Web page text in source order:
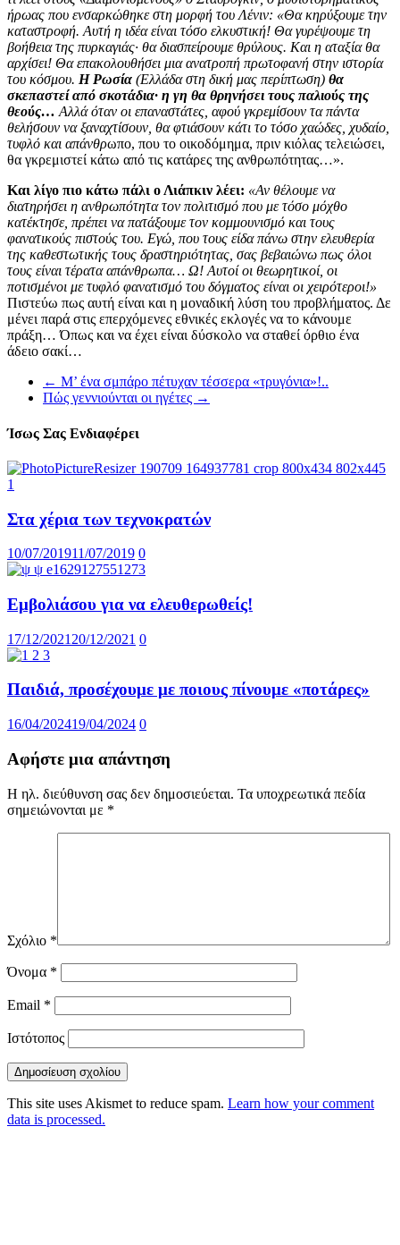
ήρωας που ενσαρκώθηκε στη μορφή του Λένιν: «Θα κηρύξουμε την
καταστροφή. Αυτή η ιδέα είναι τόσο ελκυστική! Θα γυρέψουμε τη
βοήθεια της πυρκαγιάς· θα διασπείρουμε θρύλους. Και η αταξία θα
αρχίσει! Θα επακολουθήσει μια ανατροπή πρωτοφανή στην ιστορία
του κόσμου. Η Ρωσία (Ελλάδα στη δική μας περίπτωση) θα
σκεπαστεί από σκοτάδια· η γη θα θρηνήσει τους παλιούς της
θεούς… Αλλά όταν οι επαναστάτες, αφού γκρεμίσουν τα πάντα
θελήσουν να ξαναχτίσουν, θα φτιάσουν κάτι το τόσο χαώδες, χυδαίο,
τυφλό και απάνθρωπο, που το οικοδόμημα, πριν κιόλας τελειώσει,
θα γκρεμιστεί κάτω από τις κατάρες της ανθρωπότητας…».
Και λίγο πιο κάτω πάλι ο Λιάπκιν λέει: «Αν θέλουμε να
διατηρήσει η ανθρωπότητα τον πολιτισμό που με τόσο μόχθο
κατέκτησε, πρέπει να πατάξουμε τον κομμουνισμό και τους
φανατικούς πιστούς του. Εγώ, που τους είδα πάνω στην ελευθερία
της καθεστωτικής τους δραστηριότητας, σας βεβαιώνω πως όλοι
τους είναι τέρατα απάνθρωπα… Ω! Αυτοί οι θεωρητικοί, οι
ποτισμένοι με τυφλό φανατισμό του δόγματος είναι οι χειρότεροι!»
Πιστεύω πως αυτή είναι και η μοναδική λύση του προβλήματος. Δε
μένει παρά στις επερχόμενες εθνικές εκλογές να το κάνουμε
πράξη… Όπως και να έχει είναι δύσκολο να σταθεί όρθιο ένα
άδειο σακί…
← Μ’ ένα σμπάρο πέτυχαν τέσσερα «τρυγόνια»!..
Πώς γεννιούνται οι ηγέτες →
Ίσως Σας Ενδιαφέρει
Στα χέρια των τεχνοκρατών
10/07/201911/07/2019 0
Εμβολιάσου για να ελευθερωθείς!
17/12/2021 20/12/2021 0
Παιδιά, προσέχουμε με ποιους πίνουμε «ποτάρες»
16/04/202419/04/2024 0
Αφήστε μια απάντηση
Η ηλ. διεύθυνση σας δεν δημοσιεύεται. Τα υποχρεωτικά πεδία
σημειώνονται με *
Σχόλιο *
Όνομα *
Email *
Ιστότοπος
This site uses Akismet to reduce spam. Learn how your comment
data is processed.